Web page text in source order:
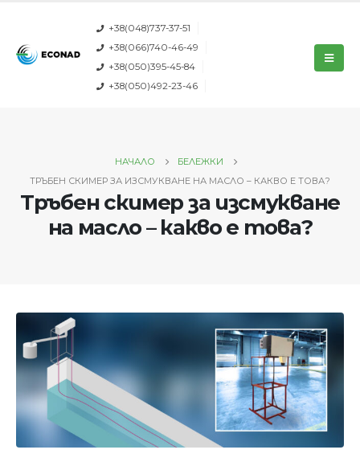
+38(048)737-37-51
+38(066)740-46-49
+38(050)395-45-84
+38(050)492-23-46
НАЧАЛО
БЕЛЕЖКИ
ТРЪБЕН СКИМЕР ЗА ИЗСМУКВАНЕ НА МАСЛО – КАКВО Е ТОВА?
Тръбен скимер за изсмукване
на масло – какво е това?